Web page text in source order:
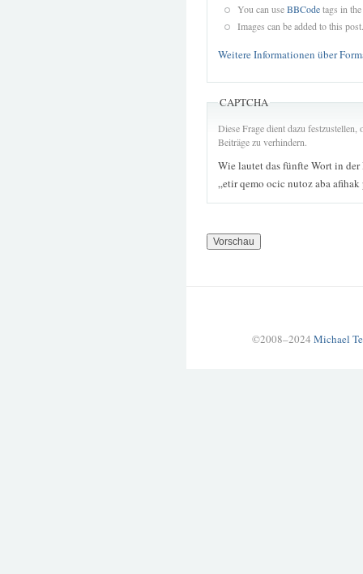
You can useBBCodetags in
Images can be added to this post.
Weitere Informationen über
CAPTCHA
Diese Frage dient dazu
Beiträge zu verhindern.
Wie lautet das fünfte Wort in der
„etir qemo ocic nutoz aba
©2008–2024 Michael